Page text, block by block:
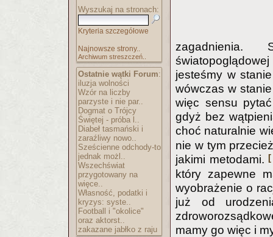
Wyszukaj na stronach:
Kryteria szczegółowe
Najnowsze strony..
Archiwum streszczeń..
Ostatnie wątki Forum:
iluzja wolności
Wzór na liczby
parzyste i nie par..
Dogmat o Trójcy
Świętej - próba l..
Diabeł tasmański i
zaraźliwy nowo..
Sześcienne odchody-to
jednak możl..
Wszechświat
przygotowany na
więce..
Własność, podatki i
kryzys: syste..
Football i "okolice"
oraz aktorst..
zakazane jabłko z raju
zagadnienia.
jesteśmy w
wówczas w
więc sensu
gdyż bez
choć naturalnie
nie w tym
jakimi metodami.
który zapewne
wyobrażenie o
już od
mamy go więc i